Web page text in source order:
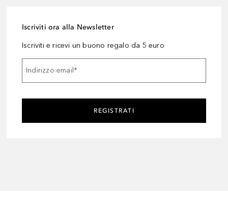
Iscriviti ora alla Newsletter
Iscriviti e ricevi un buono regalo da 5 euro
Indirizzo email*
REGISTRATI